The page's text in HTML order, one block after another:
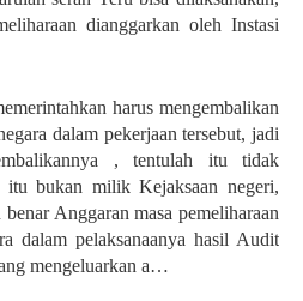
dianggarkan oleh Instasi
harus mengembalikan
dalam pekerjaan tersebut, jadi
, tentulah itu tidak
itu bukan milik Kejaksaan negeri,
Anggaran masa pemeliharaan
dalam pelaksanaanya hasil Audit
mengeluarkan a…